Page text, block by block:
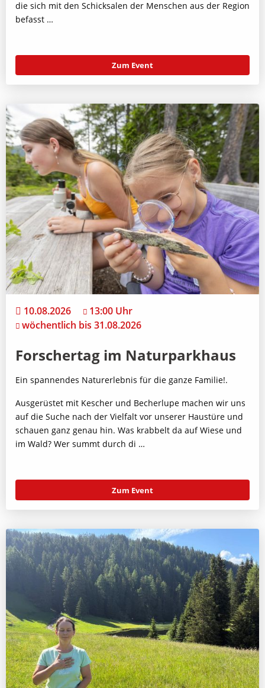
die sich mit den Schicksalen der Menschen aus der Region
befasst …
Zum Event
10.08.2026
13:00 Uhr
wöchentlich bis 31.08.2026
Forschertag im Naturparkhaus
Ein spannendes Naturerlebnis für die ganze Familie!.
Ausgerüstet mit Kescher und Becherlupe machen wir uns
auf die Suche nach der Vielfalt vor unserer Haustüre und
schauen ganz genau hin. Was krabbelt da auf Wiese und
im Wald? Wer summt durch di …
Zum Event